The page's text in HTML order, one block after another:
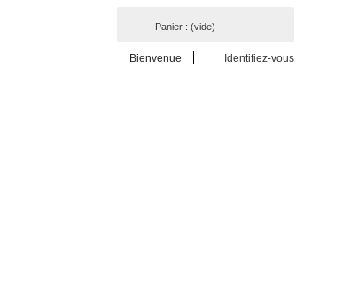
Panier : (vide)
Bienvenue Identifiez-vous